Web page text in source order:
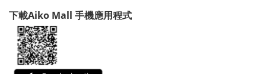
下載Aiko Mall 手機應用程式